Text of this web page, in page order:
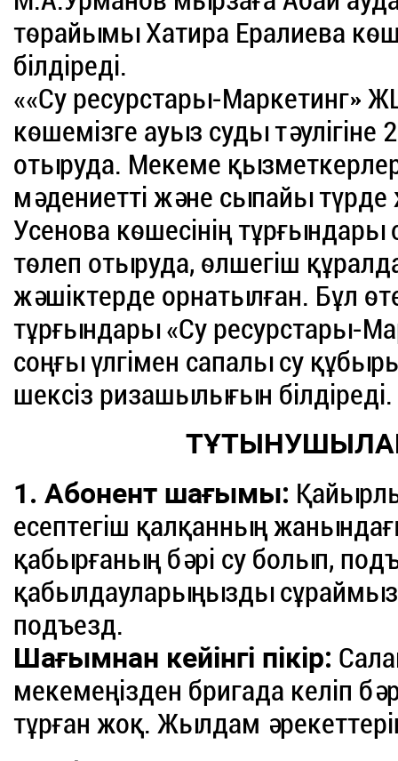
төрайымы Хатира Ералиева
білдіреді.
««Су ресурстары-Маркетинг»
көшемізге ауыз суды тәулігіне
отыруда. Мекеме
мәдениетті және сыпайы
Усенова көшесінің
төлеп отыруда, өлшегіш
жәшіктерде орнатылған. Бұл
тұрғындары «Су ресурстары-
соңғы үлгімен сапалы су
шексіз ризашылығын білдіреді.
1. Абонент шағымы:
есептегіш қалқанның
қабырғаның бәрі су болып,
қабылдауларыңызды
подъезд.
Шағымнан кейінгі пікір:
мекемеңізден бригада келіп
тұрған жоқ. Жылдам